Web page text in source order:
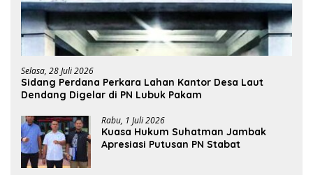
Selasa, 28 Juli 2026
Sidang Perdana Perkara Lahan Kantor Desa Laut
Dendang Digelar di PN Lubuk Pakam
Rabu, 1 Juli 2026
Kuasa Hukum Suhatman Jambak
Apresiasi Putusan PN Stabat